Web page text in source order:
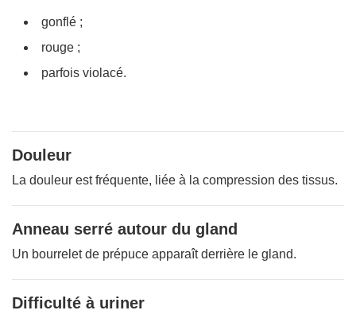
gonflé ;
rouge ;
parfois violacé.
Douleur
La douleur est fréquente, liée à la compression des tissus.
Anneau serré autour du gland
Un bourrelet de prépuce apparaît derrière le gland.
Difficulté à uriner